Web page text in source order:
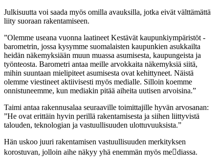
Julkisuutta voi saada myös omilla avauksilla, jotka eivät välttämättä
liity suoraan rakentamiseen.
”Olemme useana vuonna laatineet Kestävät kaupunkiympäristöt -
barometrin, jossa kysymme suomalaisten kaupunkien asukkailta
heidän näkemyksiään muun muassa asumisesta, kaupungeista ja
työnteosta. Barometri antaa meille arvokkaita näkemyksiä siitä,
mihin suuntaan mielipiteet asumisesta ovat kehittyneet. Näistä
olemme viestineet aktiivisesti myös medialle. Silloin koemme
onnistuneemme, kun mediakin pitää aiheita uutisen arvoisina.”
Taimi antaa rakennusalaa seuraaville toimittajille hyvän arvosanan:
”He ovat erittäin hyvin perillä rakentamisesta ja siihen liittyvistä
talouden, teknologian ja vastuullisuuden ulottuvuuksista.”
Hän uskoo juuri rakentamisen vastuullisuuden merkityksen
korostuvan, jolloin aihe näkyy yhä enemmän myös mediassa.